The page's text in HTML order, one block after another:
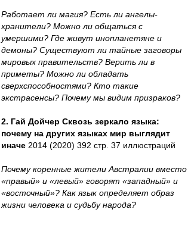
Работает ли магия? Есть ли ангелы-
хранители? Можно ли общаться с
умершими? Где живут инопланетяне и
демоны? Существуют ли тайные заговоры
мировых правительств? Верить ли в
приметы? Можно ли обладать
сверхспособностями? Кто такие
экстрасенсы? Почему мы видим призраков?
2. Гай Дойчер Сквозь зеркало языка:
почему на других языках мир выглядит
иначе 2014 (2020) 392 стр. 37 иллюстраций
Почему коренные жители Австралии вместо
«правый» и «левый» говорят «западный» и
«восточный»? Как язык определяет образ
жизни человека и судьбу народа?